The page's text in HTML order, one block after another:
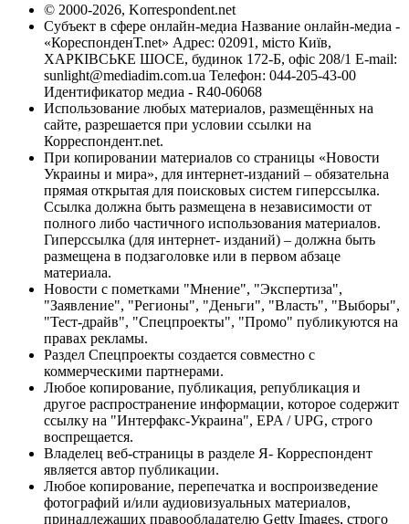
© 2000-2026, Korrespondent.net
Субъект в сфере онлайн-медиа Название онлайн-медиа -
«КореспонденТ.net» Адрес: 02091, місто Київ,
ХАРКІВСЬКЕ ШОСЕ, будинок 172-Б, офіс 208/1 E-mail:
sunlight@mediadim.com.ua Телефон: 044-205-43-00
Идентификатор медиа - R40-06068
Использование любых материалов, размещённых на
сайте, разрешается при условии ссылки на
Корреспондент.net.
При копировании материалов со страницы «Новости
Украины и мира», для интернет-изданий – обязательна
прямая открытая для поисковых систем гиперссылка.
Ссылка должна быть размещена в независимости от
полного либо частичного использования материалов.
Гиперссылка (для интернет- изданий) – должна быть
размещена в подзаголовке или в первом абзаце
материала.
Новости с пометками "Мнение", "Экспертиза",
"Заявление", "Регионы", "Деньги", "Власть", "Выборы",
"Тест-драйв", "Спецпроекты", "Промо" публикуются на
правах рекламы.
Раздел Спецпроекты создается совместно с
коммерческими партнерами.
Любое копирование, публикация, републикация и
другое распространение информации, которое содержит
ссылку на "Интерфакс-Украина", EPA / UPG, строго
воспрещается.
Владелец веб-страницы в разделе Я- Корреспондент
является автор публикации.
Любое копирование, перепечатка и воспроизведение
фотографий и/или аудиовизуальных материалов,
принадлежащих правообладателю Getty Images, строго